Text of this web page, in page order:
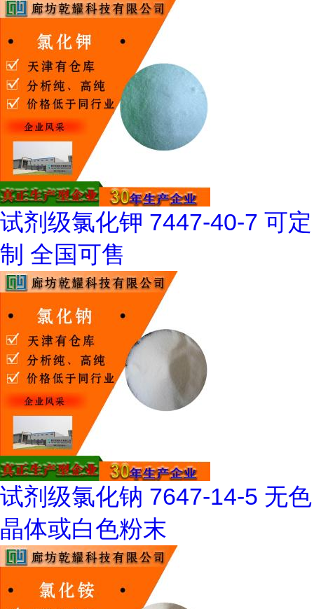
试剂级氯化钾 7447-40-7 可定
制 全国可售
试剂级氯化钠 7647-14-5 无色
晶体或白色粉末